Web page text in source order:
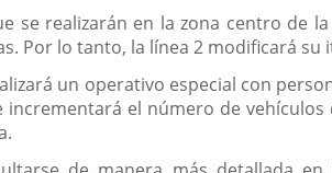
se realizarán en la zona centro de
Por lo tanto, la línea 2 modificará
un operativo especial con
el número de